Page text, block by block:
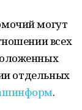
могут
всех
отдельных
.